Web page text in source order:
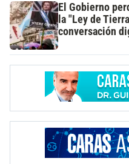
El Gobierno
la "Ley de
conversación